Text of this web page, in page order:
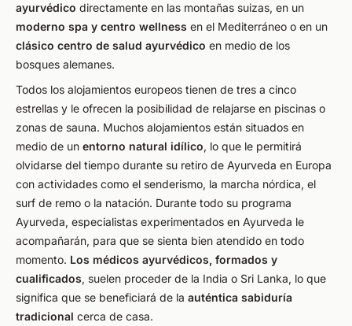
ayurvédico directamente en las montañas suizas, en un
moderno spa y centro wellness en el Mediterráneo o en un
clásico centro de salud ayurvédico en medio de los
bosques alemanes.
Todos los alojamientos europeos tienen de tres a cinco
estrellas y le ofrecen la posibilidad de relajarse en piscinas o
zonas de sauna. Muchos alojamientos están situados en
medio de un entorno natural idílico, lo que le permitirá
olvidarse del tiempo durante su retiro de Ayurveda en Europa
con actividades como el senderismo, la marcha nórdica, el
surf de remo o la natación. Durante todo su programa
Ayurveda, especialistas experimentados en Ayurveda le
acompañarán, para que se sienta bien atendido en todo
momento. Los médicos ayurvédicos, formados y
cualificados, suelen proceder de la India o Sri Lanka, lo que
significa que se beneficiará de la auténtica sabiduría
tradicional cerca de casa.